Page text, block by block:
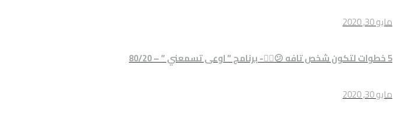
مايو 30, 2020
5 خطوات لتكون شخص تافه 😕🤦‍♂️- برنامج ” اوعى تسمعني ” – 80/20
مايو 30, 2020